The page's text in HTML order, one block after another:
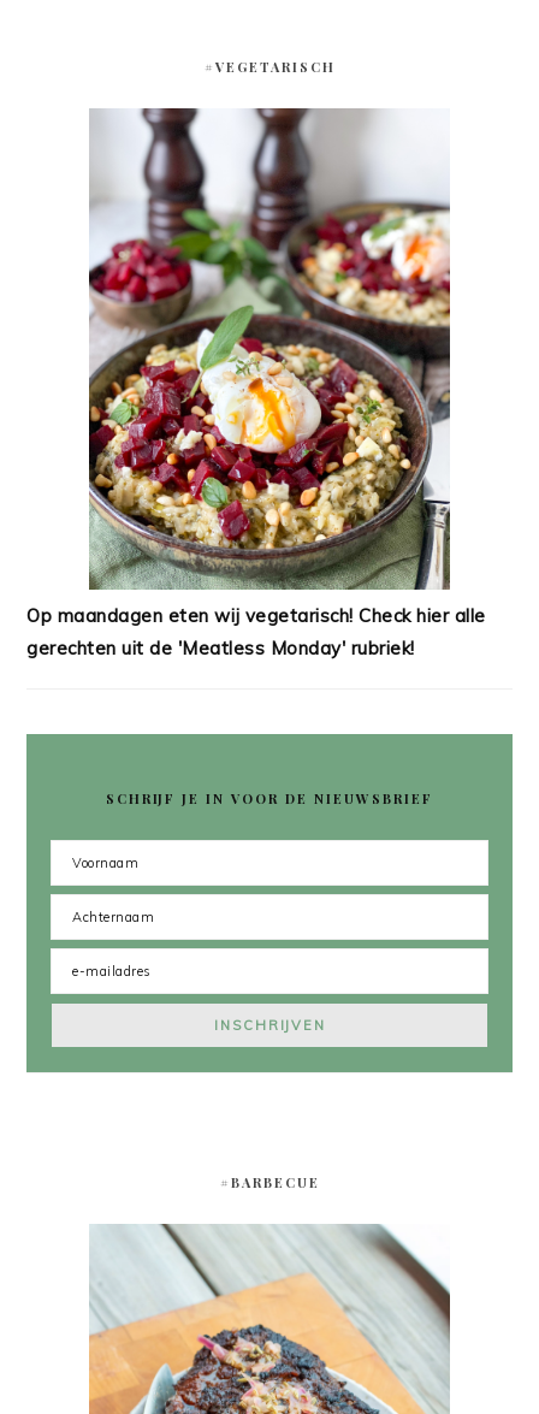
#VEGETARISCH
Op maandagen eten wij vegetarisch! Check hier alle
gerechten uit de 'Meatless Monday' rubriek!
SCHRIJF JE IN VOOR DE NIEUWSBRIEF
#BARBECUE